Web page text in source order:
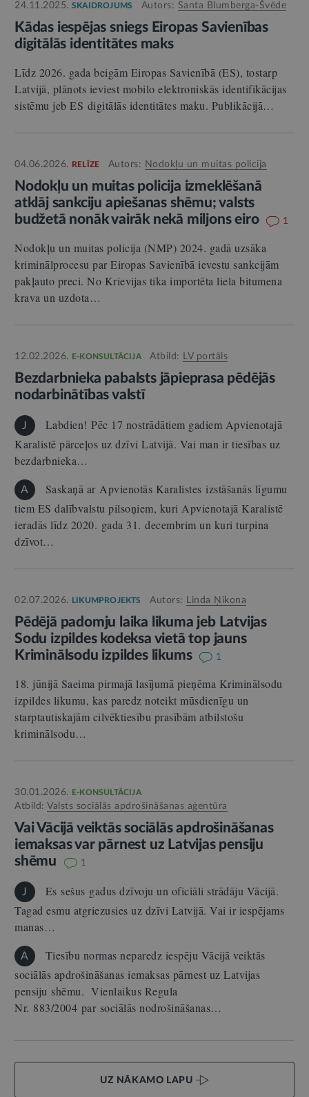
24.11.2025. SKAIDROJUMS Autors: Santa Blumberga-Švēde
Kādas iespējas sniegs Eiropas Savienības
digitālās identitātes maks
Līdz 2026. gada beigām Eiropas Savienībā (ES), tostarp
Latvijā, plānots ieviest mobilo elektroniskās identifikācijas
sistēmu jeb ES digitālās identitātes maku. Publikācijā…
04.06.2026. RELĪZE Autors: Nodokļu un muitas policija
Nodokļu un muitas policija izmeklēšanā
atklāj sankciju apiešanas shēmu; valsts
budžetā nonāk vairāk nekā miljons eiro
1
Nodokļu un muitas policija (NMP) 2024. gadā uzsāka
kriminālprocesu par Eiropas Savienībā ievestu sankcijām
pakļauto preci. No Krievijas tika importēta liela bitumena
krava un uzdota…
12.02.2026. E-KONSULTĀCIJA Atbild: LV portāls
Bezdarbnieka pabalsts jāpieprasa pēdējās
nodarbinātības valstī
J
Labdien! Pēc 17 nostrādātiem gadiem Apvienotajā
Karalistē pārceļos uz dzīvi Latvijā. Vai man ir tiesības uz
bezdarbnieka…
A
Saskaņā ar Apvienotās Karalistes izstāšanās līgumu
tiem ES dalībvalstu pilsoņiem, kuri Apvienotajā Karalistē
ieradās līdz 2020. gada 31. decembrim un kuri turpina
dzīvot…
02.07.2026. LIKUMPROJEKTS Autors: Linda Ņikona
Pēdējā padomju laika likuma jeb Latvijas
Sodu izpildes kodeksa vietā top jauns
Kriminālsodu izpildes likums
1
18. jūnijā Saeima pirmajā lasījumā pieņēma Kriminālsodu
izpildes likumu, kas paredz noteikt mūsdienīgu un
starptautiskajām cilvēktiesību prasībām atbilstošu
kriminālsodu…
30.01.2026. E-KONSULTĀCIJA
Atbild: Valsts sociālās apdrošināšanas aģentūra
Vai Vācijā veiktās sociālās apdrošināšanas
iemaksas var pārnest uz Latvijas pensiju
shēmu
1
J
Es sešus gadus dzīvoju un oficiāli strādāju Vācijā.
Tagad esmu atgriezusies uz dzīvi Latvijā. Vai ir iespējams
manas…
A
Tiesību normas neparedz iespēju Vācijā veiktās
sociālās apdrošināšanas iemaksas pārnest uz Latvijas
pensiju shēmu. Vienlaikus Regula
Nr. 883/2004 par sociālās nodrošināšanas…
UZ NĀKAMO LAPU